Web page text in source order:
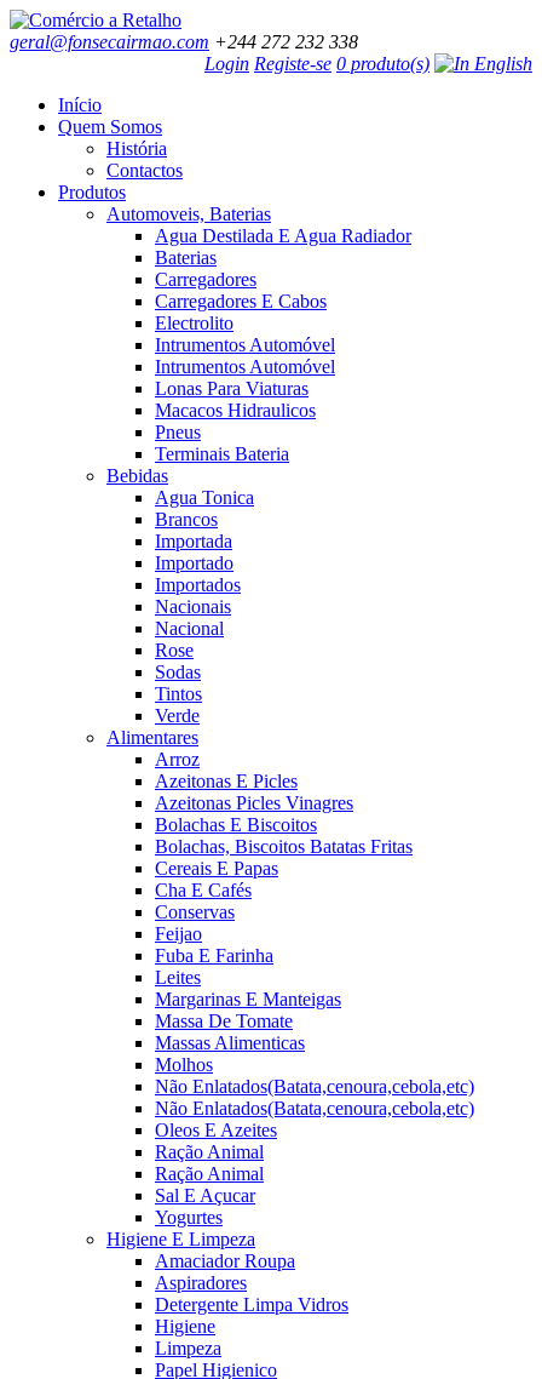
geral@fonsecairmao.com +244 272 232 338
Login Registe-se 0 produto(s)
Início
Quem Somos
História
Contactos
Produtos
Automoveis, Baterias
Agua Destilada E Agua Radiador
Baterias
Carregadores
Carregadores E Cabos
Electrolito
Intrumentos Automóvel
Intrumentos Automóvel
Lonas Para Viaturas
Macacos Hidraulicos
Pneus
Terminais Bateria
Bebidas
Agua Tonica
Brancos
Importada
Importado
Importados
Nacionais
Nacional
Rose
Sodas
Tintos
Verde
Alimentares
Arroz
Azeitonas E Picles
Azeitonas Picles Vinagres
Bolachas E Biscoitos
Bolachas, Biscoitos Batatas Fritas
Cereais E Papas
Cha E Cafés
Conservas
Feijao
Fuba E Farinha
Leites
Margarinas E Manteigas
Massa De Tomate
Massas Alimenticas
Molhos
Não Enlatados(Batata,cenoura,cebola,etc)
Não Enlatados(Batata,cenoura,cebola,etc)
Oleos E Azeites
Ração Animal
Ração Animal
Sal E Açucar
Yogurtes
Higiene E Limpeza
Amaciador Roupa
Aspiradores
Detergente Limpa Vidros
Higiene
Limpeza
Papel Higienico